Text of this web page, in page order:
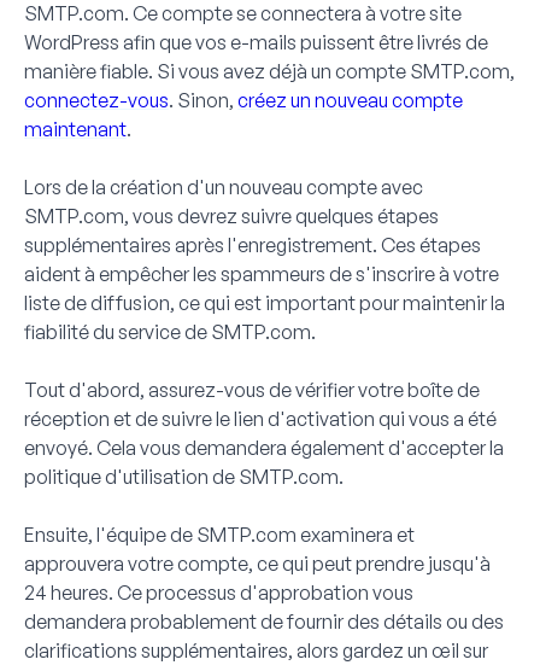
SMTP.com. Ce compte se connectera à votre site
WordPress afin que vos e-mails puissent être livrés de
manière fiable. Si vous avez déjà un compte SMTP.com,
connectez-vous. Sinon, créez un nouveau compte
maintenant.
Lors de la création d'un nouveau compte avec
SMTP.com, vous devrez suivre quelques étapes
supplémentaires après l'enregistrement. Ces étapes
aident à empêcher les spammeurs de s'inscrire à votre
liste de diffusion, ce qui est important pour maintenir la
fiabilité du service de SMTP.com.
Tout d'abord, assurez-vous de vérifier votre boîte de
réception et de suivre le lien d'activation qui vous a été
envoyé. Cela vous demandera également d'accepter la
politique d'utilisation de SMTP.com.
Ensuite, l'équipe de SMTP.com examinera et
approuvera votre compte, ce qui peut prendre jusqu'à
24 heures. Ce processus d'approbation vous
demandera probablement de fournir des détails ou des
clarifications supplémentaires, alors gardez un œil sur